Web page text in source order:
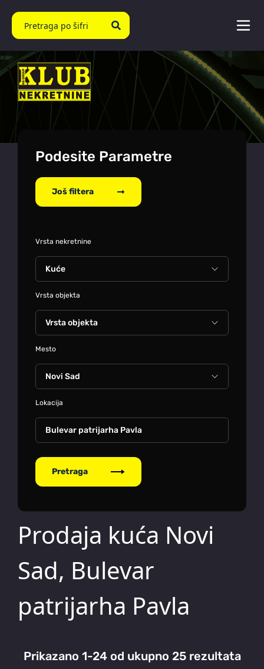
Podesite Parametre
Još filtera
Vrsta nekretnine
Vrsta objekta
Mesto
Lokacija
Bulevar patrijarha Pavla
Pretraga
Prodaja kuća Novi
Sad, Bulevar
patrijarha Pavla
Prikazano 1-24 od ukupno 25 rezultata